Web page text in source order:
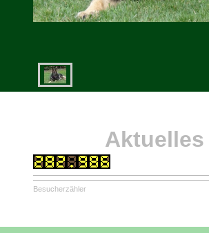
Aktuelles
Besucherzähler